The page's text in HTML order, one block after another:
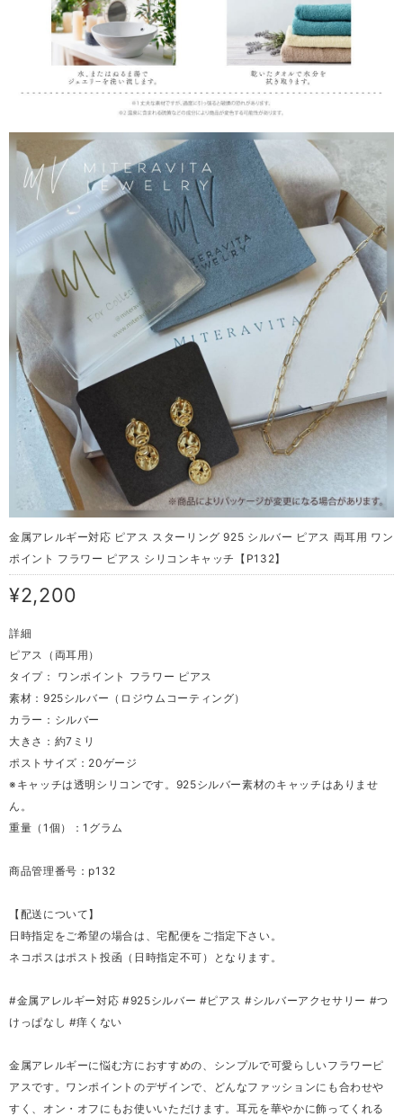
金属アレルギー対応 ピアス スターリング 925 シルバー ピアス 両耳用 ワン
ポイント フラワー ピアス シリコンキャッチ【P132】
¥2,200
詳細
ピアス（両耳用）
タイプ： ワンポイント フラワー ピアス
素材：925シルバー（ロジウムコーティング）
カラー：シルバー
大きさ：約7ミリ
ポストサイズ：20ゲージ
※キャッチは透明シリコンです。925シルバー素材のキャッチはありませ
ん。
重量（1個）：1グラム
商品管理番号：p132
【配送について】
日時指定をご希望の場合は、宅配便をご指定下さい。
ネコポスはポスト投函（日時指定不可）となります。
#金属アレルギー対応 #925シルバー #ピアス #シルバーアクセサリー #つ
けっぱなし #痒くない
金属アレルギーに悩む方におすすめの、シンプルで可愛らしいフラワーピ
アスです。ワンポイントのデザインで、どんなファッションにも合わせや
すく、オン・オフにもお使いいただけます。耳元を華やかに飾ってくれる